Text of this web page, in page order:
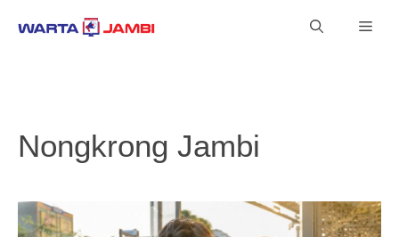
Nongkrong Jambi